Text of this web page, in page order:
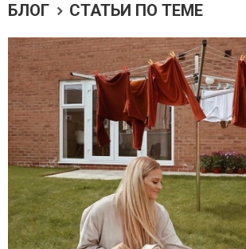
БЛОГ СТАТЬИ ПО ТЕМЕ